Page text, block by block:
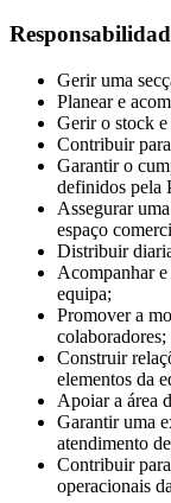
Gerir uma
Planear e
Gerir o stock e
Contribuir
Garantir o
definidos pela
Assegurar
espaço
Distribuir
Acompanhar e
equipa;
Promover a
colaboradores;
Construir
elementos da
Apoiar a área
Garantir uma
atendimento
Contribuir
operacionais